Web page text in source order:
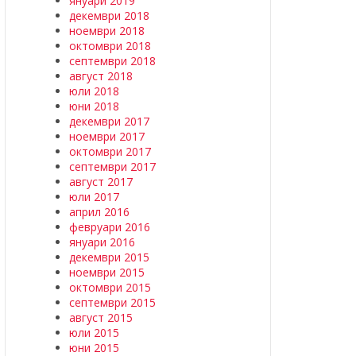
декември 2018
ноември 2018
октомври 2018
септември 2018
август 2018
юли 2018
юни 2018
декември 2017
ноември 2017
октомври 2017
септември 2017
август 2017
юли 2017
април 2016
февруари 2016
януари 2016
декември 2015
ноември 2015
октомври 2015
септември 2015
август 2015
юли 2015
юни 2015